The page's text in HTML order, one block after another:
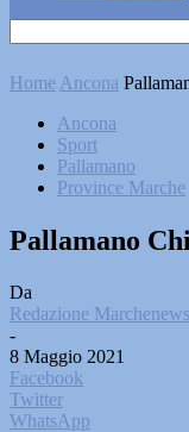
Home Ancona
Ancona
Sport
Pallamano
Province Marche
Pallamano
Da
Redazione
-
8 Maggio 2021
Facebook
Twitter
WhatsApp